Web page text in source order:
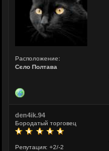
Расположение:
Сєло Полтава
den4ik.94
Бородатый торговец
Репутация: +2/-2